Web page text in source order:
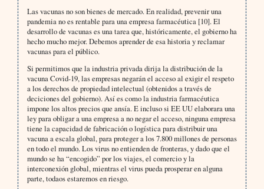
Las vacunas no son bienes de mercado. En realidad, prevenir una
pandemia no es rentable para una empresa farmacéutica [10]. El
desarrollo de vacunas es una tarea que, históricamente, el gobierno ha
hecho mucho mejor. Debemos aprender de esa historia y reclamar
vacunas para el público.
Si permitimos que la industria privada dirija la distribución de la
vacuna Covid-19, las empresas negarán el acceso al exigir el respeto
a los derechos de propiedad intelectual (obtenidos a través de
deciciones del gobierno). Así es como la industria farmacéutica
impone los altos precios que ansía. E incluso si EE UU elaborara una
ley para obligar a una empresa a no negar el acceso, ninguna empresa
tiene la capacidad de fabricación o logística para distribuir una
vacuna a escala global, para proteger a los 7.800 millones de personas
en todo el mundo. Los virus no entienden de fronteras, y dado que el
mundo se ha “encogido” por los viajes, el comercio y la
interconexión global, mientras el virus pueda prosperar en alguna
parte, todaos estaremos en riesgo.